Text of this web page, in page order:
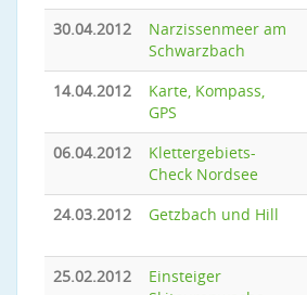
30.04.2012
Narzissenmeer am
Schwarzbach
14.04.2012
Karte, Kompass,
GPS
06.04.2012
Klettergebiets-
Check Nordsee
24.03.2012 Getzbach und Hill
25.02.2012
Einsteiger